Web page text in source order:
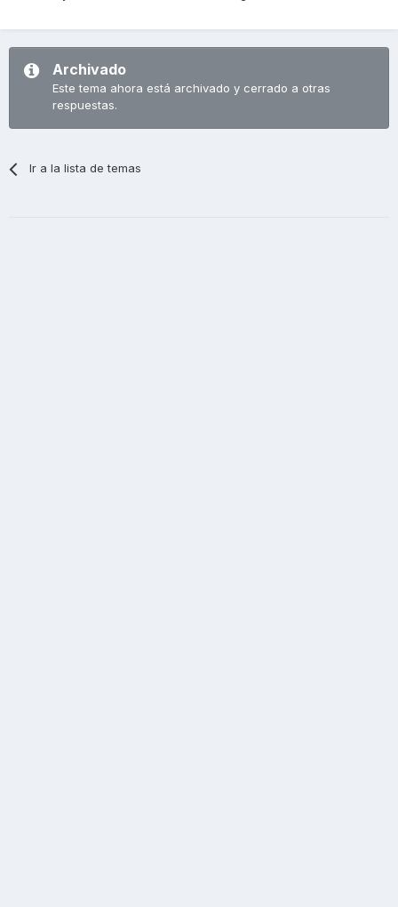
Archivado
Este tema ahora está archivado y cerrado a otras
respuestas.
Ir a la lista de temas